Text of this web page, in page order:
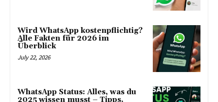
Wird WhatsApp kostenpflichtig?
Alle Fakten für 2026 im
Überblick
July 22, 2026
WhatsApp Status: Alles, was du
2025 wissen musst – Tipps,